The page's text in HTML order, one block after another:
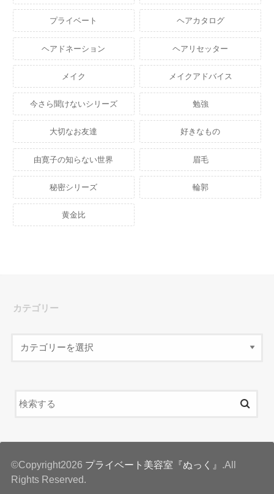
プライベート ヘアカタログ
ヘアドネーション ヘアリセッター
メイク メイクアドバイス
今さら聞けないシリーズ 勉強
大切なお友達 好きなもの
由寛子の知らない世界 眉毛
秘密シリーズ 輪郭
黄金比
カテゴリー
©Copyright2026 プライベート美容室『ぬっく』 .All
Rights Reserved.